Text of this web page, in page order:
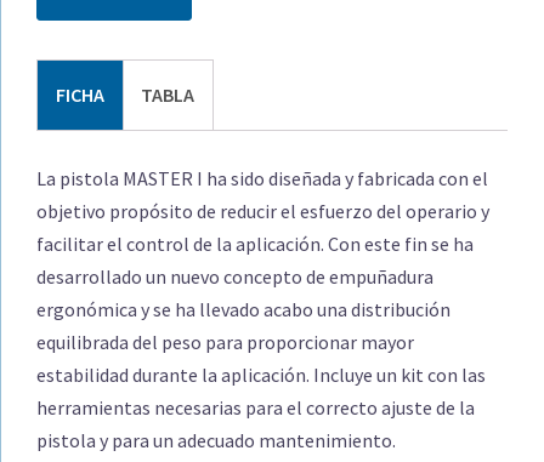
FICHA TABLA
La pistola MASTER I ha sido diseñada y fabricada con el
objetivo propósito de reducir el esfuerzo del operario y
facilitar el control de la aplicación. Con este fin se ha
desarrollado un nuevo concepto de empuñadura
ergonómica y se ha llevado acabo una distribución
equilibrada del peso para proporcionar mayor
estabilidad durante la aplicación. Incluye un kit con las
herramientas necesarias para el correcto ajuste de la
pistola y para un adecuado mantenimiento.